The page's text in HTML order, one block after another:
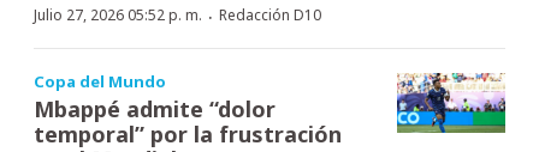
Julio 27, 2026 05:52 p. m. · Redacción D10
Copa del Mundo
Mbappé admite “dolor
temporal” por la frustración